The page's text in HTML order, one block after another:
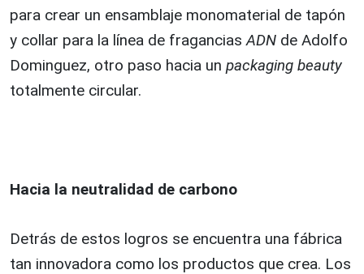
para crear un ensamblaje monomaterial de tapón
y collar para la línea de fraganciasADN de Adolfo
Dominguez, otro paso hacia un packaging beauty
totalmente circular.
Hacia la neutralidad de carbono
Detrás de estos logros se encuentra una fábrica
tan innovadora como los productos que crea. Los